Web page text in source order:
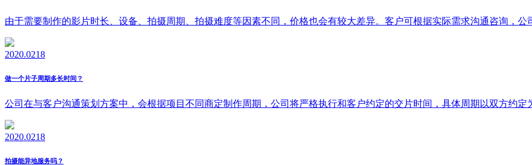
由于需要制作的影片时长、设备、拍摄周期、拍摄难度等因素不同，价格也会有较大差异。客户可根据实际需求沟通咨询，
2020.0218
做一个片子周期多长时间？
公司在与客户沟通策划方案中，会根据项目不同商定制作周期，公司将严格执行和客户约定的交片时间，具体周期以双方约
2020.0218
拍摄能异地服务吗？